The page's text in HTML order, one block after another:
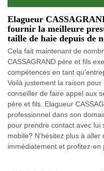
Elagueur
fournir la meilleure
taille de haie depuis de
Cela fait maintenant de
CASSAGRAND père et fils
compétences en tant
Voilà justement la raison
conseiller de faire appel aux
père et fils. Elagueur
professionnel dans son
pour prendre contact avec lui
mobile? N’hésitez plus à
immédiatement et profitez-en